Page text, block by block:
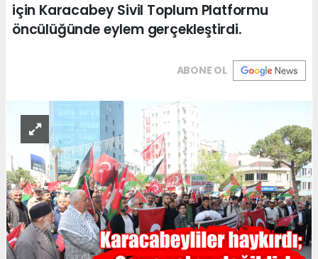
için Karacabey Sivil Toplum Platformu
öncülüğünde eylem gerçekleştirdi.
ABONE OL